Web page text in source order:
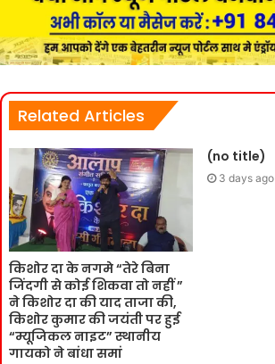
Related Articles
किशोर दा के नगमे “तेरे बिना
जिंदगी से कोई शिकवा तो नहीं ”
ने किशोर दा की याद ताजा की,
किशोर कुमार की जयंती पर हुई
“म्यूजिकल नाइट” स्थानीय
गायको ने बांधा समां
(no title)
3 days ago